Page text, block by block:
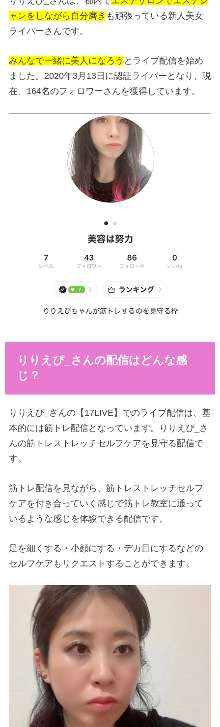
ャンをしながら自分磨き も頑張っている新人美女
ライバーさんです。
みんなで一緒に美人になろう とライブ配信を始め
ました。2020年3月13日に認証ライバーとなり、現
在、164名のフォロワーさんを獲得しています。
りりえぴ_さんの配信はどんな感
じ？
りりえぴ_さんの【17LIVE】でのライブ配信は、基
本的には筋トレ配信となっています。りりえぴ_さ
んの筋トレストレッチセルフケアを見守る配信で
す。
筋トレ配信を見ながら、筋トレストレッチセルフ
ケアを付き合っていく感じで筋トレ教室に通って
いるような感じを体験できる配信です。
足を細くする・小顔にする・デカ目にするなどの
セルフケアもリクエストすることができます。